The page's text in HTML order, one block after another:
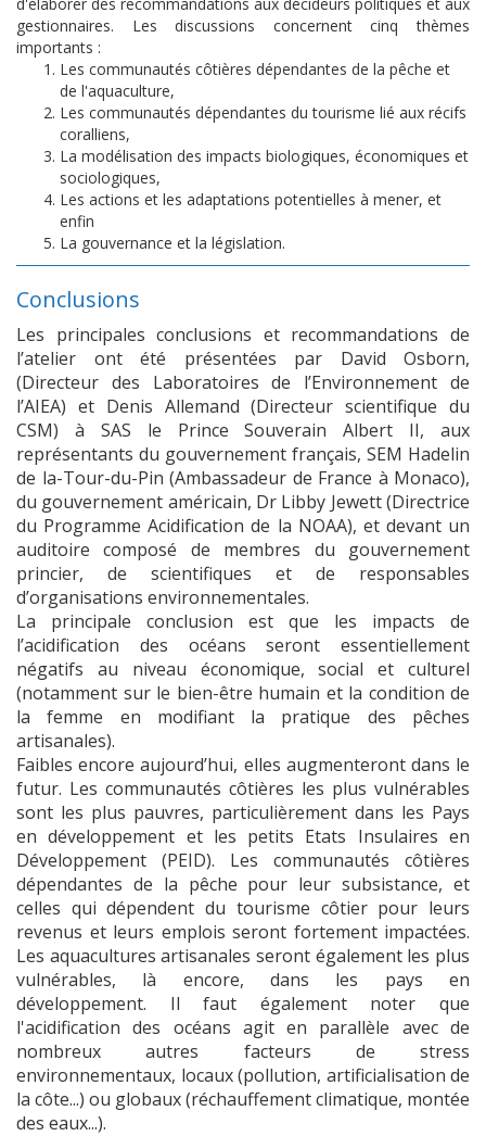
gestionnaires. Les discussions concernent cinq thèmes
importants :
Les communautés côtières dépendantes de la pêche et
de l'aquaculture,
Les communautés dépendantes du tourisme lié aux récifs
coralliens,
La modélisation des impacts biologiques, économiques et
sociologiques,
Les actions et les adaptations potentielles à mener, et
enfin
La gouvernance et la législation.
Conclusions
Les principales conclusions et recommandations de
l’atelier ont été présentées par David Osborn,
(Directeur des Laboratoires de l’Environnement de
l’AIEA) et Denis Allemand (Directeur scientifique du
CSM) à SAS le Prince Souverain Albert II, aux
représentants du gouvernement français, SEM Hadelin
de la-Tour-du-Pin (Ambassadeur de France à Monaco),
du gouvernement américain, Dr Libby Jewett (Directrice
du Programme Acidification de la NOAA), et devant un
auditoire composé de membres du gouvernement
princier, de scientifiques et de responsables
d’organisations environnementales.
La principale conclusion est que les impacts de
l’acidification des océans seront essentiellement
négatifs au niveau économique, social et culturel
(notamment sur le bien-être humain et la condition de
la femme en modifiant la pratique des pêches
artisanales).
Faibles encore aujourd’hui, elles augmenteront dans le
futur. Les communautés côtières les plus vulnérables
sont les plus pauvres, particulièrement dans les Pays
en développement et les petits Etats Insulaires en
Développement (PEID). Les communautés côtières
dépendantes de la pêche pour leur subsistance, et
celles qui dépendent du tourisme côtier pour leurs
revenus et leurs emplois seront fortement impactées.
Les aquacultures artisanales seront également les plus
vulnérables, là encore, dans les pays en
développement. Il faut également noter que
l'acidification des océans agit en parallèle avec de
nombreux autres facteurs de stress
environnementaux, locaux (pollution, artificialisation de
la côte...) ou globaux (réchauffement climatique, montée
des eaux...).